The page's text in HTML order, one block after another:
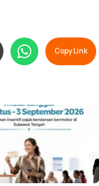
Copy Link